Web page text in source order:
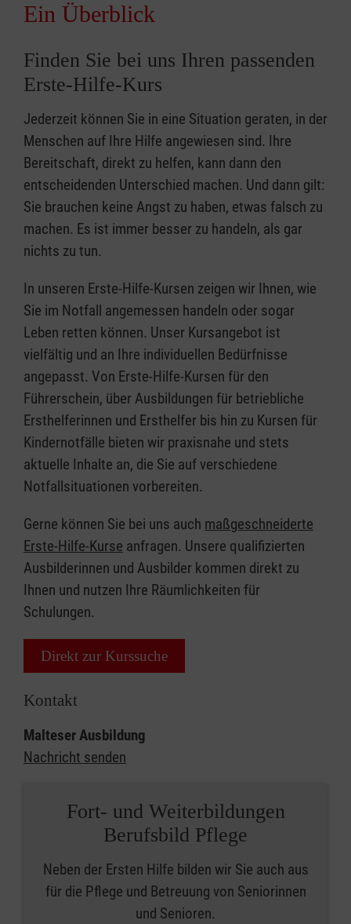
Ein Überblick
Finden Sie bei uns Ihren passenden
Erste-Hilfe-Kurs
Jederzeit können Sie in eine Situation geraten, in der
Menschen auf Ihre Hilfe angewiesen sind. Ihre
Bereitschaft, direkt zu helfen, kann dann den
entscheidenden Unterschied machen. Und dann gilt:
Sie brauchen keine Angst zu haben, etwas falsch zu
machen. Es ist immer besser zu handeln, als gar
nichts zu tun.
In unseren Erste-Hilfe-Kursen zeigen wir Ihnen, wie
Sie im Notfall angemessen handeln oder sogar
Leben retten können. Unser Kursangebot ist
vielfältig und an Ihre individuellen Bedürfnisse
angepasst. Von Erste-Hilfe-Kursen für den
Führerschein, über Ausbildungen für betriebliche
Ersthelferinnen und Ersthelfer bis hin zu Kursen für
Kindernotfälle bieten wir praxisnahe und stets
aktuelle Inhalte an, die Sie auf verschiedene
Notfallsituationen vorbereiten.
Gerne können Sie bei uns auch maßgeschneiderte
Erste-Hilfe-Kurse anfragen. Unsere qualifizierten
Ausbilderinnen und Ausbilder kommen direkt zu
Ihnen und nutzen Ihre Räumlichkeiten für
Schulungen.
Direkt zur Kurssuche
Kontakt
Malteser Ausbildung
Nachricht senden
Fort- und Weiterbildungen
Berufsbild Pflege
Neben der Ersten Hilfe bilden wir Sie auch aus
für die Pflege und Betreuung von Seniorinnen
und Senioren.